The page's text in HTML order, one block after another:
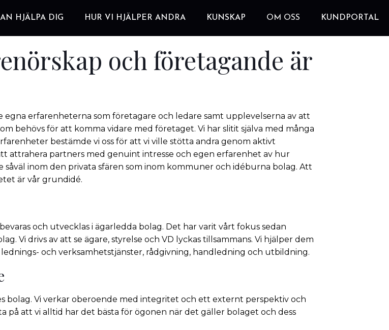
HJÄLPA DIG HUR VI HJÄLPER ANDRA KUNSKAP OM OSS KUNDPORTAL
och företagande är
erfarenheterna som företagare och ledare samt upplevelserna av att
behövs för att komma vidare med företaget. Vi har slitit själva med många
bestämde vi oss för att vi ville stötta andra genom aktivt
attrahera partners med genuint intresse och egen erfarenhet av hur
inom den privata sfären som inom kommuner och idéburna bolag. Att
är vår grundidé.
och utvecklas i ägarledda bolag. Det har varit vårt fokus sedan
Vi drivs av att se ägare, styrelse och VD lyckas tillsammans. Vi hjälper dem
och verksamhetstjänster, rådgivning, handledning och utbildning.
bolag. Vi verkar oberoende med integritet och ett externt perspektiv och
på att vi alltid har det bästa för ögonen när det gäller bolaget och dess